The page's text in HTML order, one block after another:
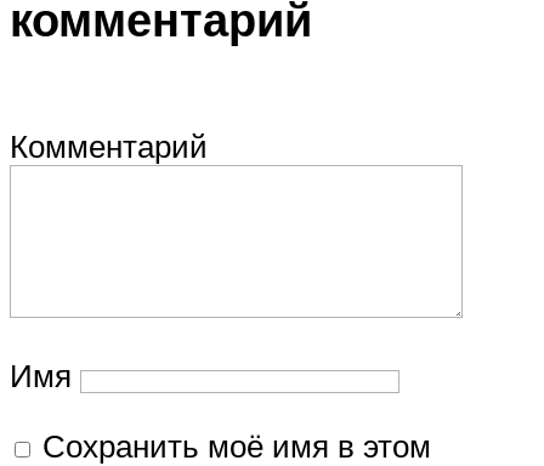
комментарий
Комментарий
Имя
Сохранить моё имя в этом